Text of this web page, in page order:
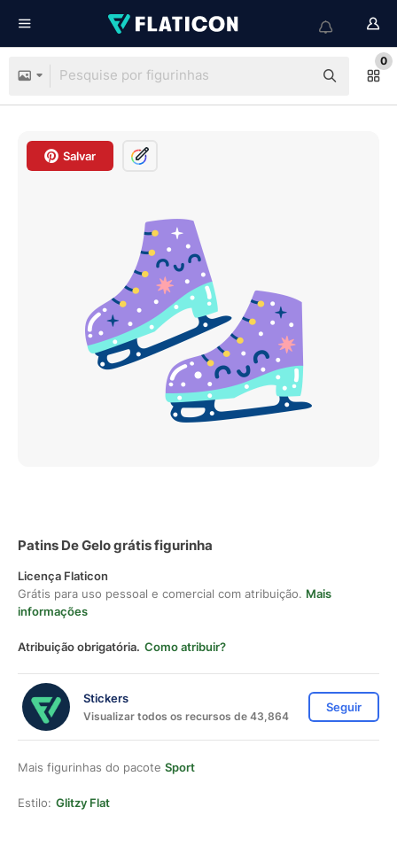
0
Salvar
Patins De Gelo grátis figurinha
Licença Flaticon
Grátis para uso pessoal e comercial com atribuição. Mais
informações
Atribuição obrigatória. Como atribuir?
Stickers
Visualizar todos os recursos de 43,864
Seguir
Mais figurinhas do pacote Sport
Estilo: Glitzy Flat